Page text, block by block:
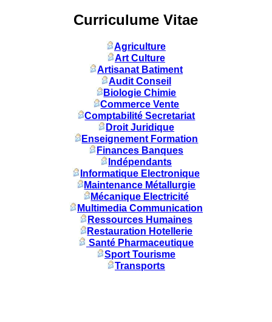
Curriculume Vitae
Agriculture
Art Culture
Artisanat Batiment
Audit Conseil
Biologie Chimie
Commerce Vente
Comptabilité Secretariat
Droit Juridique
Enseignement Formation
Finances Banques
Indépendants
Informatique Electronique
Maintenance Métallurgie
Mécanique Electricité
Multimedia Communication
Ressources Humaines
Restauration Hotellerie
Santé Pharmaceutique
Sport Tourisme
Transports